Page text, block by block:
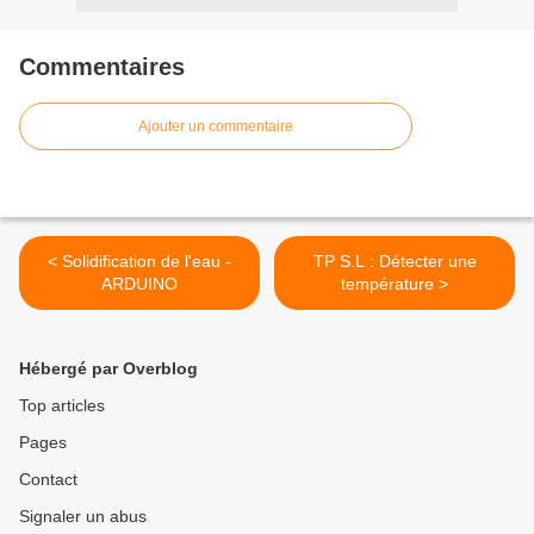
Commentaires
Ajouter un commentaire
< Solidification de l'eau -
ARDUINO
TP S.L : Détecter une
température >
Hébergé par Overblog
Top articles
Pages
Contact
Signaler un abus